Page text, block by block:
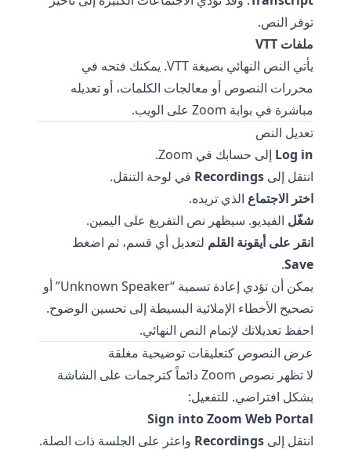
توفر النص.
ملفات VTT
يأتي النص النهائي بصيغة VTT. يمكنك فتحه في
محررات النصوص أو معالجات الكلمات، أو تعديله
مباشرة في بوابة Zoom على الويب.
تعديل النص
Log in إلى حسابك في Zoom.
انتقل إلى Recordings في لوحة التنقل.
اختر الاجتماع الذي تريده.
شغّل الفيديو. سيظهر نص التفريغ على اليمين.
انقر على أيقونة القلم لتعديل أي قسم، ثم اضغط
Save
.
يمكن أن تؤدي إعادة تسمية “Unknown Speaker” أو
تصحيح الأخطاء الإملائية البسيطة إلى تحسين الوضوح.
احفظ تعديلاتك لإتمام النص النهائي.
عرض النصوص كتعليقات توضيحية مغلقة
لا تظهر نصوص Zoom دائماً كترجمات على الشاشة
بشكل افتراضي. للتفعيل:
Sign into Zoom Web Portal
انتقل إلى Recordings واعثر على الجلسة ذات الصلة.